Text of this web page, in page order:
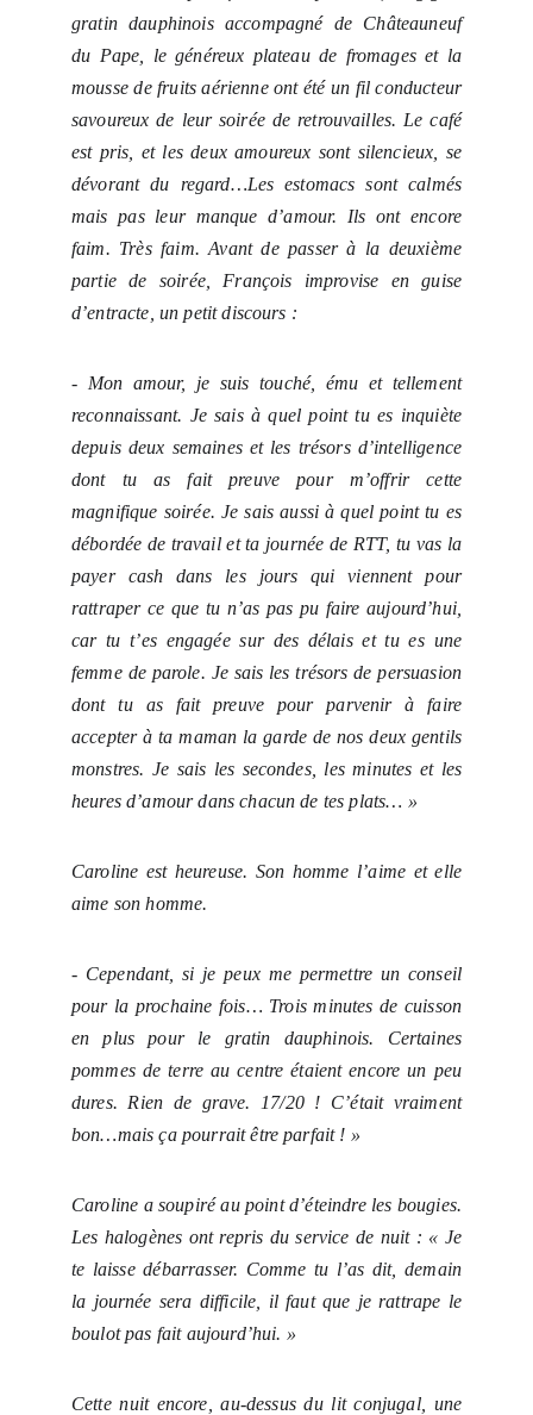
gratin dauphinois accompagné de Châteauneuf
du Pape, le généreux plateau de fromages et la
mousse de fruits aérienne ont été un fil conducteur
savoureux de leur soirée de retrouvailles. Le café
est pris, et les deux amoureux sont silencieux, se
dévorant du regard…Les estomacs sont calmés
mais pas leur manque d’amour. Ils ont encore
faim. Très faim. Avant de passer à la deuxième
partie de soirée, François improvise en guise
d’entracte, un petit discours :
- Mon amour, je suis touché, ému et tellement
reconnaissant. Je sais à quel point tu es inquiète
depuis deux semaines et les trésors d’intelligence
dont tu as fait preuve pour m’offrir cette
magnifique soirée. Je sais aussi à quel point tu es
débordée de travail et ta journée de RTT, tu vas la
payer cash dans les jours qui viennent pour
rattraper ce que tu n’as pas pu faire aujourd’hui,
car tu t’es engagée sur des délais et tu es une
femme de parole. Je sais les trésors de persuasion
dont tu as fait preuve pour parvenir à faire
accepter à ta maman la garde de nos deux gentils
monstres. Je sais les secondes, les minutes et les
heures d’amour dans chacun de tes plats… »
Caroline est heureuse. Son homme l’aime et elle
aime son homme.
- Cependant, si je peux me permettre un conseil
pour la prochaine fois… Trois minutes de cuisson
en plus pour le gratin dauphinois. Certaines
pommes de terre au centre étaient encore un peu
dures. Rien de grave. 17/20 ! C’était vraiment
bon…mais ça pourrait être parfait ! »
Caroline a soupiré au point d’éteindre les bougies.
Les halogènes ont repris du service de nuit : « Je
te laisse débarrasser. Comme tu l’as dit, demain
la journée sera difficile, il faut que je rattrape le
boulot pas fait aujourd’hui. »
Cette nuit encore, au-dessus du lit conjugal, une